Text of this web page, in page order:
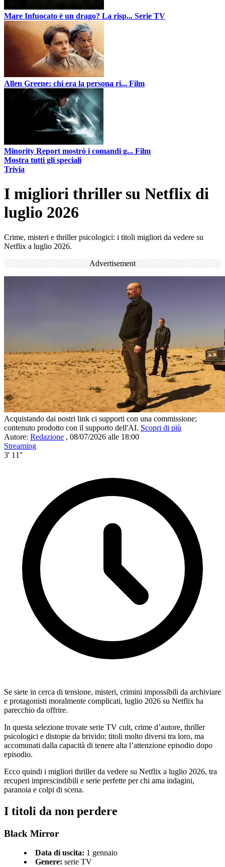
Mare Infuocato è un drago? La risp... Serie TV
Allen Greene: chi era la persona ri... Film
Minority Report mostrò i comandi g... Film
Mostra tutti gli speciali
Trivia
I migliori thriller su Netflix di
luglio 2026
Crime, misteri e thriller psicologici: i titoli migliori da vedere su
Netflix a luglio 2026.
Advertisement
Acquistando dai nostri link ci supporti con una commissione;
contenuto prodotto con il supporto dell'AI. Scopri di più
Autore: Redazione , 08/07/2026 alle 18:00
Streaming
3' 11''
Se siete in cerca di tensione, misteri, crimini impossibili da archiviare
e protagonisti moralmente complicati, luglio 2026 su Netflix ha
parecchio da offrire.
In questa selezione trovate serie TV cult, crime d’autore, thriller
psicologici e distopie da brivido: titoli molto diversi tra loro, ma
accomunati dalla capacità di tenere alta l’attenzione episodio dopo
episodio.
Ecco quindi i migliori thriller da vedere su Netflix a luglio 2026, tra
recuperi imprescindibili e serie perfette per chi ama indagini,
paranoia e colpi di scena.
I titoli da non perdere
Black Mirror
Data di uscita: 1 gennaio
Genere: serie TV